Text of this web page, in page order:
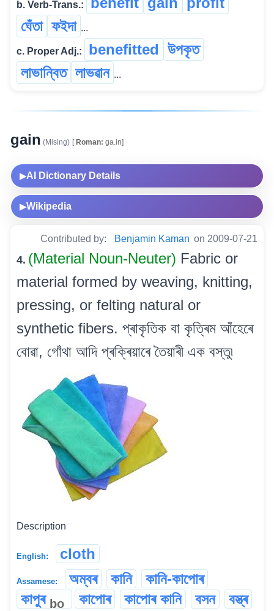
b. Verb-Trans.:
ঘেঁতা ফইদা ...
c. Proper Adj.: benefitted উপকৃত
লাভান্বিত লাভৱান ...
gain (Mising) [Roman: ga.in]
▶AI Dictionary Details
▶Wikipedia
Contributed by: Benjamin Kaman on 2009-07-21
4. (Material Noun-Neuter) Fabric or
material formed by weaving, knitting,
pressing, or felting natural or
synthetic fibers. প্ৰাকৃতিক বা কৃত্ৰিম আঁহেৰে
বোৱা, গোঁথা আদি প্ৰক্ৰিয়াৰে তৈয়াৰী এক বস্তু৷
Description
English: cloth
Assamese: অম্বৰ কানি
কানি-কাপোৰ
কাপুৰ bo কাপোৰ কাপোৰ কানি বসন বস্ত্ৰ